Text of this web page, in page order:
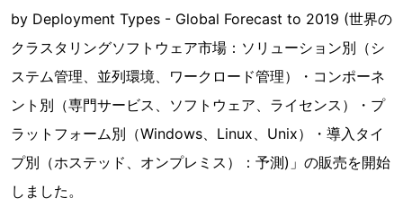
by Deployment Types - Global Forecast to 2019 (世界の
クラスタリングソフトウェア市場：ソリューション別（シ
ステム管理、並列環境、ワークロード管理）・コンポーネ
ント別（専門サービス、ソフトウェア、ライセンス）・プ
ラットフォーム別（Windows、Linux、Unix）・導入タイ
プ別（ホステッド、オンプレミス）：予測)」の販売を開始
しました。